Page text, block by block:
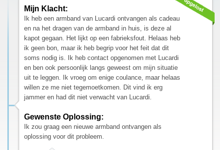
Mijn Klacht:
Ik heb een armband van Lucardi ontvangen als cadeau
en na het dragen van de armband in huis, is deze al
kapot gegaan. Het lijkt op een fabrieksfout. Helaas heb
ik geen bon, maar ik heb begrip voor het feit dat dit
soms nodig is. Ik heb contact opgenomen met Lucardi
en ben ook persoonlijk langs geweest om mijn situatie
uit te leggen. Ik vroeg om enige coulance, maar helaas
willen ze me niet tegemoetkomen. Dit vind ik erg
jammer en had dit niet verwacht van Lucardi.
Gewenste Oplossing:
Ik zou graag een nieuwe armband ontvangen als
oplossing voor dit probleem.